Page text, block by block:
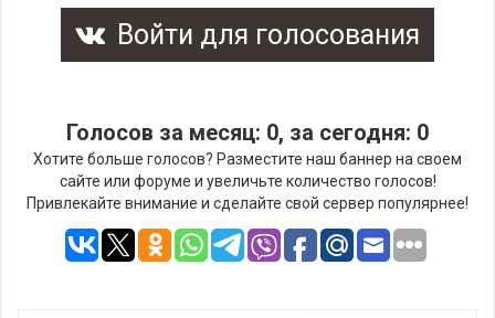
Войти для голосования
Голосов за месяц: 0, за сегодня: 0
Хотите больше голосов? Разместите наш баннер на своем
сайте или форуме и увеличьте количество голосов!
Привлекайте внимание и сделайте свой сервер популярнее!